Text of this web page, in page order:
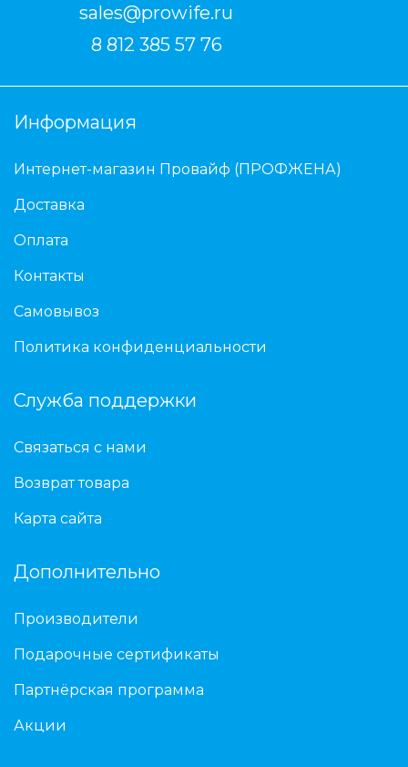
sales@prowife.ru
8 812 385 57 76
Информация
Интернет-магазин Провайф (ПРОФЖЕНА)
Доставка
Оплата
Контакты
Самовывоз
Политика конфиденциальности
Служба поддержки
Связаться с нами
Возврат товара
Карта сайта
Дополнительно
Производители
Подарочные сертификаты
Партнёрская программа
Акции